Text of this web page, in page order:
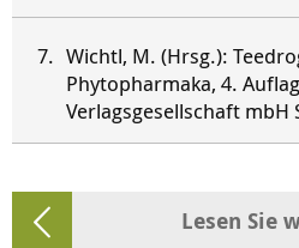
Wichtl, M. (Hrsg.):
Phytopharmaka, 4.
Verlagsgesellschaft mbH
Lesen Sie